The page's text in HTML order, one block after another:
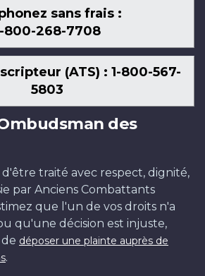
sans frais :
800-268-7708
(ATS) : 1-800-567-
5803
des
traité avec respect, dignité,
par Anciens Combattants
que l'un de vos droits n'a
qu'une décision est injuste,
déposer une plainte auprès de
.